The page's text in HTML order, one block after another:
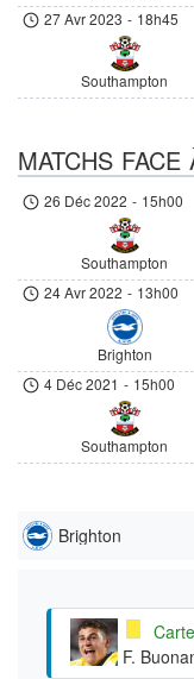
27 Avr 2023 - 18h45
Southampton
MATCHS FACE
26 Déc 2022 - 15h00
Southampton
24 Avr 2022 - 13h00
Brighton
4 Déc 2021 - 15h00
Southampton
Brighton
F.